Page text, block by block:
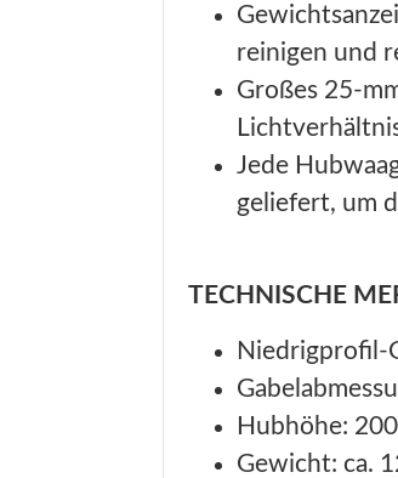
reinigen und
Großes 25-
Jede
geliefert, um
TECHNISCHE
Niedrigprofil-
Hubhöhe:
Gewicht: ca.